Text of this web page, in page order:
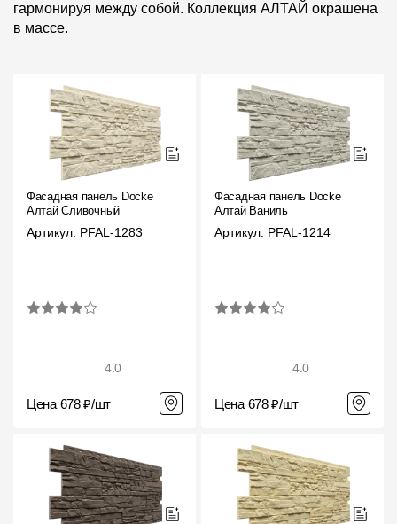
гармонируя между собой. Коллекция АЛТАЙ окрашена
в массе.
Фасадная панель Docke
Алтай Сливочный
Артикул: PFAL-1283
4.0
Цена 678 ₽/шт
Фасадная панель Docke
Алтай Ваниль
Артикул: PFAL-1214
4.0
Цена 678 ₽/шт